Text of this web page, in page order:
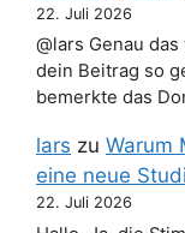
22. Juli 2026
@lars Genau
dein Beitrag so
bemerkte das
lars zu Warum
eine neue
22. Juli 2026